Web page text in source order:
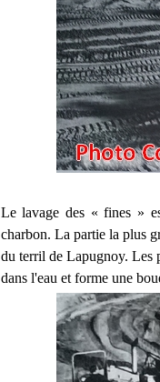
Le lavage des « fines »
charbon. La partie la plus
du terril de Lapugnoy. Les
dans l'eau et forme une